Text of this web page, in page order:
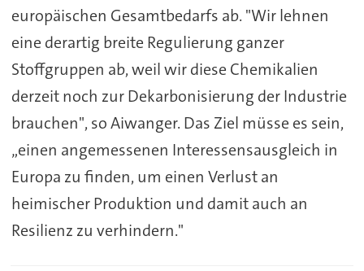
europäischen Gesamtbedarfs ab. "Wir lehnen
eine derartig breite Regulierung ganzer
Stoffgruppen ab, weil wir diese Chemikalien
derzeit noch zur Dekarbonisierung der Industrie
brauchen", so Aiwanger. Das Ziel müsse es sein,
„einen angemessenen Interessensausgleich in
Europa zu finden, um einen Verlust an
heimischer Produktion und damit auch an
Resilienz zu verhindern."